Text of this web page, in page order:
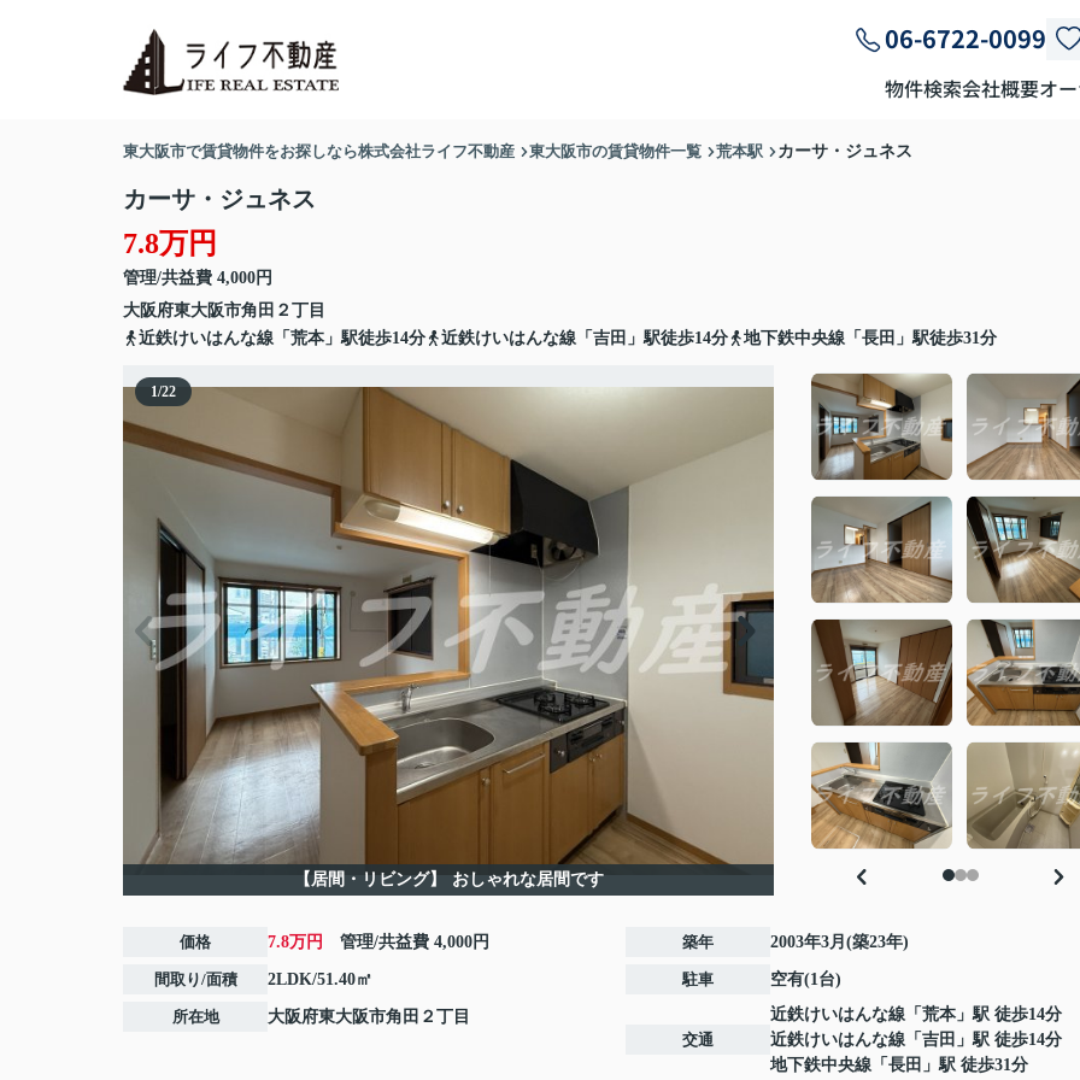
06-6722-0099
物件検索会社概要オ
東大阪市で賃貸物件をお探しなら株式会社ライフ不動産 東大阪市の賃貸物件一覧 荒本駅 カーサ・ジュネス
カーサ・ジュネス
7.8万円
管理/共益費 4,000円
大阪府東大阪市角田 ２丁目
近鉄けいはんな線「荒本」駅徒歩14分
近鉄けいはんな線「吉田」駅徒歩14分 地下鉄中央線「長田」駅徒歩31分
1/22
【居間・リビング】 おしゃれな居間です
価格 7.8万円 管理/共益費 4,000円
間取り/面積 2LDK/51.40㎡
所在地 大阪府東大阪市角田 ２丁目
築年 2003年3月(築23年)
駐車 空有(1台)
交通
近鉄けいはんな線 「 荒本 」駅 徒歩14分
近鉄けいはんな線 「 吉田 」駅 徒歩14分
地下鉄中央線 「 長田 」駅 徒歩31分